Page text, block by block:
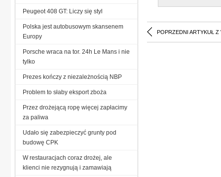
POPRZEDNI ARTYKUŁ Z
Peugeot 408 GT: Liczy się styl
Polska jest autobusowym skansenem
Europy
Porsche wraca na tor. 24h Le Mans i nie
tylko
Prezes kończy z niezależnością NBP
Problem to słaby eksport zboża
Przez drożejącą ropę więcej zapłacimy
za paliwa
Udało się zabezpieczyć grunty pod
budowę CPK
W restauracjach coraz drożej, ale
klienci nie rezygnują i zamawiają